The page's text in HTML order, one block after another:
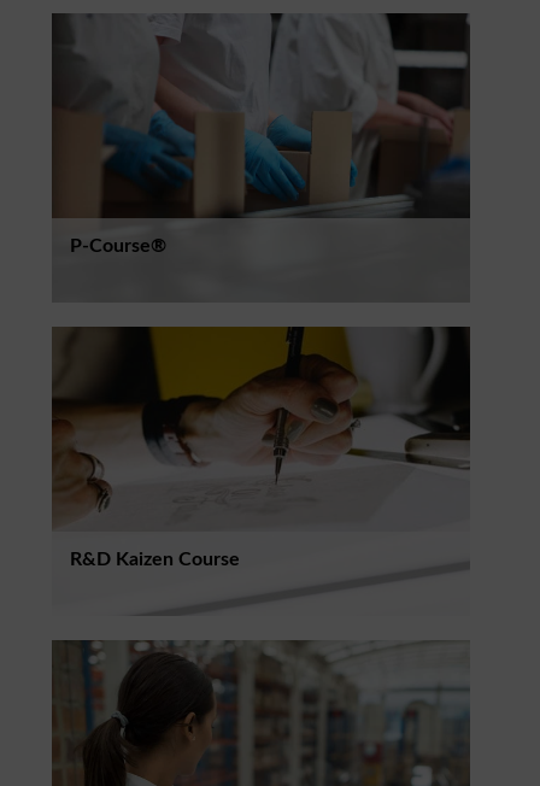
P-Course®
R&D Kaizen Course